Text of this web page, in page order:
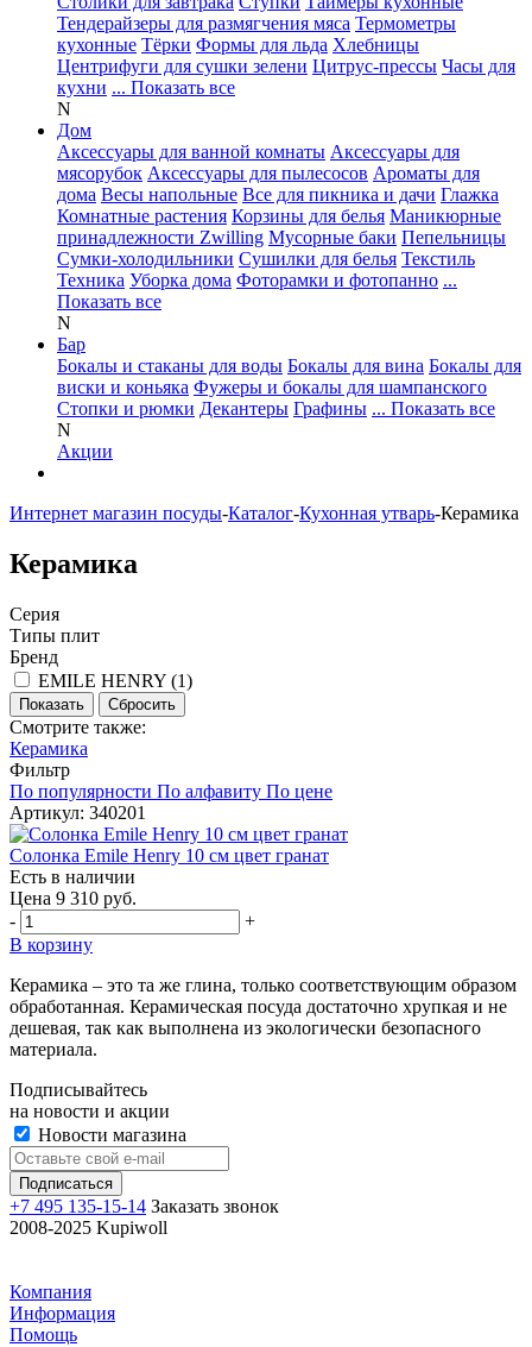
Тендерайзеры для размягчения мяса Термометры
кухонные Тёрки Формы для льда Хлебницы
Центрифуги для сушки зелени Цитрус-прессы Часы для
кухни ... Показать все
N
Дом
Аксессуары для ванной комнаты Аксессуары для
мясорубок Аксессуары для пылесосов Ароматы для
дома Весы напольные Все для пикника и дачи Глажка
Комнатные растения Корзины для белья Маникюрные
принадлежности Zwilling Мусорные баки Пепельницы
Сумки-холодильники Сушилки для белья Текстиль
Техника Уборка дома Фоторамки и фотопанно ...
Показать все
N
Бар
Бокалы и стаканы для воды Бокалы для вина Бокалы для
виски и коньяка Фужеры и бокалы для шампанского
Стопки и рюмки Декантеры Графины ... Показать все
N
Акции
Интернет магазин посуды-Каталог-Кухонная утварь-Керамика
Керамика
Серия
Типы плит
Бренд
EMILE HENRY (1)
Смотрите также:
Керамика
Фильтр
По популярности По алфавиту По цене
Артикул: 340201
Солонка Emile Henry 10 см цвет гранат
Есть в наличии
Цена 9 310 руб.
-
+
В корзину
Керамика – это та же глина, только соответствующим образом
обработанная. Керамическая посуда достаточно хрупкая и не
дешевая, так как выполнена из экологически безопасного
материала.
Подписывайтесь
на новости и акции
Новости магазина
+7 495 135-15-14 Заказать звонок
2008-2025 Kupiwoll
Компания
Информация
Помощь